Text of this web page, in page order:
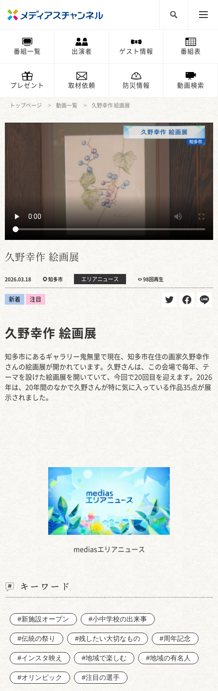
番組一覧 出演者 ゲスト情報 番組表
プレゼント 取材依頼 防災情報 動画検索
トップページ 動画一覧 久野幸作 絵画展
久野幸作 絵画展
2026.03.18 知多市 エリアニュース 98回再生
新着 注目
mediasエリアニュース
久野幸作 絵画展
知多市にあるギャラリー鬼無里で現在、知多市在住の画家久野幸作
さんの絵画展が開かれています。久野さんは、この会場で毎年、テ
ーマを設けた絵画展を開いていて、今回で20回目を迎えます。2026
年は、20年間のなかで久野さんが特に気に入っている作品35点が展
示されました。
キーワード
#新施設オープン #小中学校の出来事
#伝統の祭り #残したい大切なもの #周年記念
#インスタ映え #地域で楽しむ #地域の有名人
#オリンピック #注目の選手